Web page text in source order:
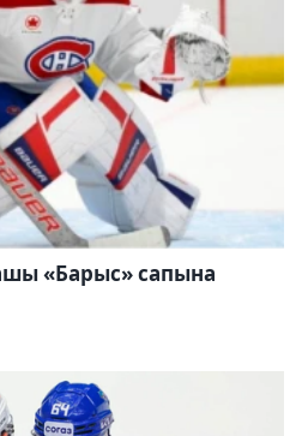
«Барыс» сапына